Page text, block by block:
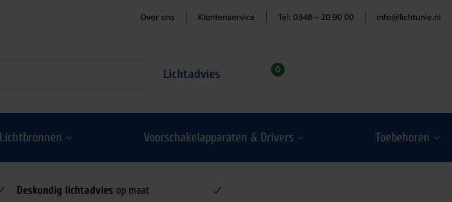
Over ons Klantenservice Tel: 0348 – 20 90 00 info@lichtunie.nl
Lichtadvies 0
Lichtbronnen Voorschakelapparaten & Drivers Toebehoren
Deskundig lichtadvies op maat